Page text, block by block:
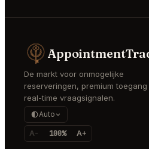
De markt voor onmogelijke
reserveringen, premium toegang
real-time vraagsignalen.
Auto
A- 100% A+